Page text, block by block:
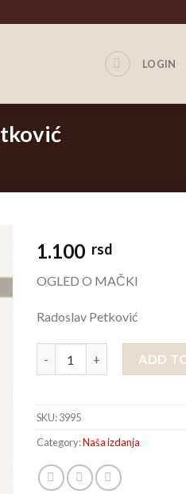
LOGIN
1.100 rsd
OGLED O MAČKI
Radoslav Petković
ADD
SKU:3995
Category:Naša izdanja